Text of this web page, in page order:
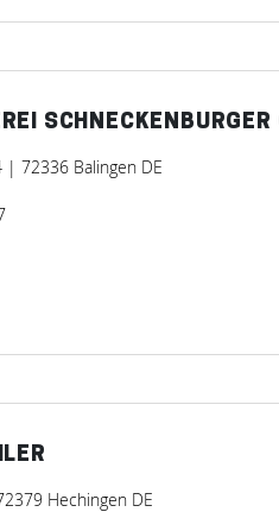
| 72336 Balingen DE
Hechingen DE